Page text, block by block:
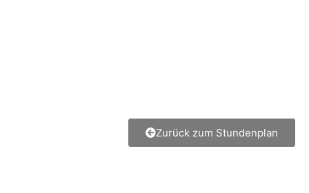
Zurück zum Stundenplan